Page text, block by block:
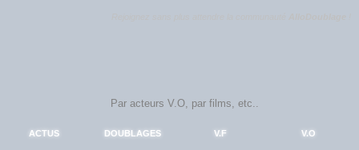
ACTUS DOUBLAGES V.F V.O